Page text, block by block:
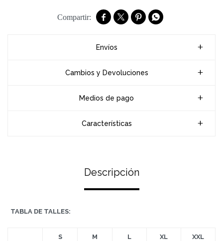
   
Envíos
Cambios y Devoluciones
Medios de pago
Características
Descripción
TABLA DE TALLES:
S M L XL XXL